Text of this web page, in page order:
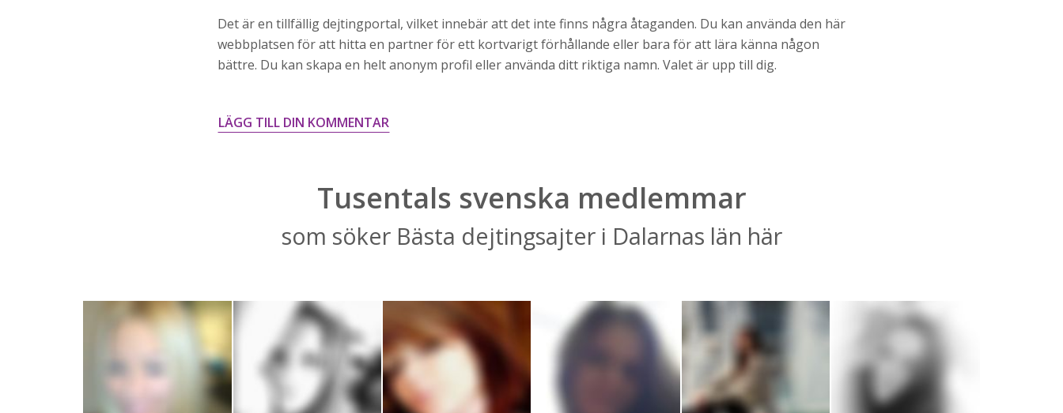
Det är en tillfällig dejtingportal, vilket innebär att det inte finns några åtaganden. Du kan använda den här
webbplatsen för att hitta en partner för ett kortvarigt förhållande eller bara för att lära känna någon
bättre. Du kan skapa en helt anonym profil eller använda ditt riktiga namn. Valet är upp till dig.
LÄGG TILL DIN KOMMENTAR
Tusentals svenska medlemmar
som söker Bästa dejtingsajter i Dalarnas län här